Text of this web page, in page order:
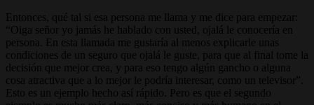
Entonces, qué tal si esa persona me llama y me dice para empezar:
“Oiga señor yo jamás he hablado con usted, ojalá le conocería en
persona. En esta llamada me gustaría al menos explicarle unas
condiciones de un seguro que ojalá le guste, para que al final tome la
decisión que mejor crea, y para eso tengo algún gancho o alguna
cosa atractiva que a lo mejor le podría interesar, como un televisor”.
Esto es un ejemplo hecho así rápido. Pero es que el segundo